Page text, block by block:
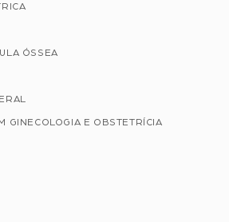
ÓSSEA
GINECOLOGIA E OBSTETRÍCIA